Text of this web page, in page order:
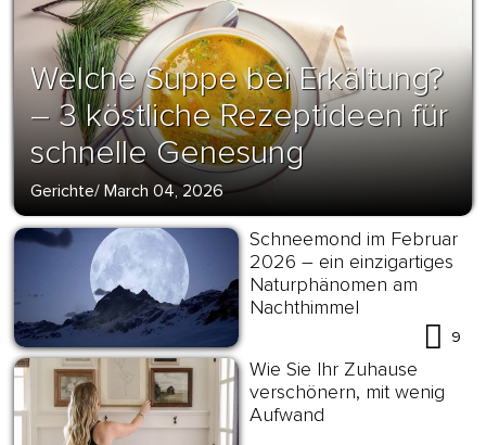
Welche Suppe bei Erkältung?
– 3 köstliche Rezeptideen für
schnelle Genesung
Gerichte/ March 04, 2026
Schneemond im Februar
2026 – ein einzigartiges
Naturphänomen am
Nachthimmel
9
Wie Sie Ihr Zuhause
verschönern, mit wenig
Aufwand